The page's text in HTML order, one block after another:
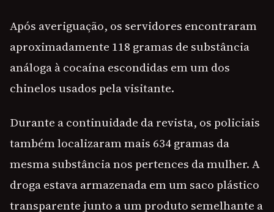
Após averiguação, os servidores encontraram
aproximadamente 118 gramas de substância
análoga à cocaína escondidas em um dos
chinelos usados pela visitante.
Durante a continuidade da revista, os policiais
também localizaram mais 634 gramas da
mesma substância nos pertences da mulher. A
droga estava armazenada em um saco plástico
transparente junto a um produto semelhante a